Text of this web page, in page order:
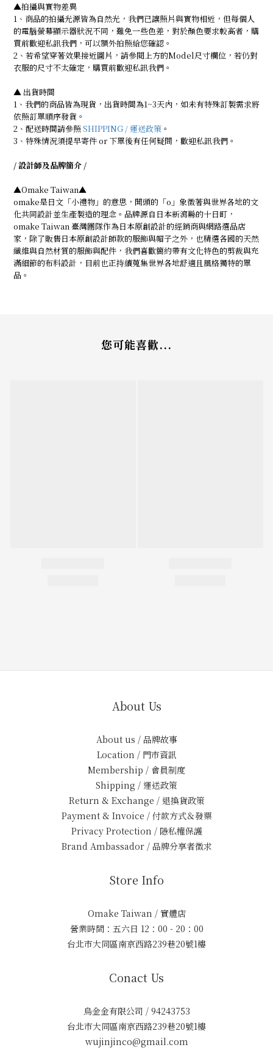
▲拍攝與實物差異
1、商品的拍攝光源皆為自然光，我們已讓照片與實物相近，但每個人
的電腦螢幕顯示器狀況不同，難免一些色差，對於顏色要求較高者，購
買前歡迎私訊我們，可以額外拍照給您確認。
2、若希望穿著效果接近圖片，請參閱上方的Model尺寸欄位，若仍對
衣服的尺寸不太確定，購買前歡迎私訊我們。
▲ 出貨時間
1、我們的商品皆為現貨，出貨時間為1~3天內，如未有特殊訂製需求將
依照訂單順序發貨。
2、配送時間請參照 SHIPPING / 運送政策 。
3、特殊情況須提早寄件 or 下單後有任何疑問，歡迎私訊我們。
/ 設計師及品牌簡介 /
▲Omake Taiwan▲
omake是日文「小禮物」的意思，開頭的「o」象徵著與世界各地的文
化共同設計並生產製造的理念。品牌源自日本新瀉縣的十日町，
omake Taiwan 臺灣團隊作為日本原創設計的經銷商與網路選品店
家，除了販售日本原創設計師款的服飾與帽子之外，也精選各國的天然
纖維與自然材質的服飾與配件，我們喜歡簡約帶有文化特色的剪裁與充
滿細節的布料設計，目前也正持續蒐集世界各地舒適且風格獨特的單
品。
您可能喜歡...
About Us
About us / 品牌故事
Location / 門市資訊
Membership / 會員制度
Shipping / 運送政策
Return & Exchange / 退換貨政策
Payment & Invoice / 付款方式＆發票
Privacy Protection / 隱私權保護
Brand Ambassador / 品牌分享者徵求
Store Info
Omake Taiwan / 實體店
營業時間：五六日 12：00 - 20：00
台北市大同區南京西路239巷20號1樓
Conact Us
烏金金有限公司 / 94243753
台北市大同區南京西路239巷20號1樓
wujinjinco@gmail.com